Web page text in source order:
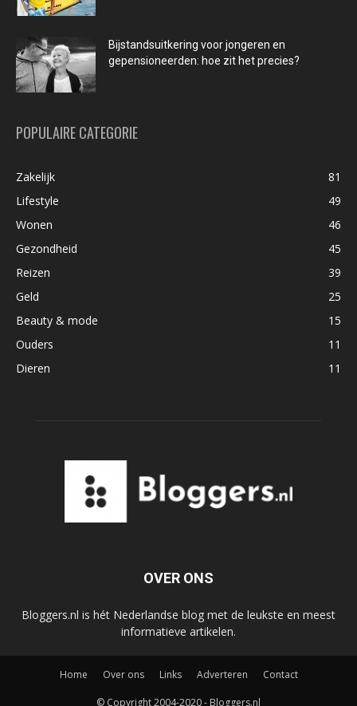
Bijstandsuitkering voor jongeren en
gepensioneerden: hoe zit het precies?
POPULAIRE CATEGORIE
Zakelijk
81
Lifestyle
49
Wonen
46
Gezondheid
45
Reizen
39
Geld
25
Beauty & mode
15
Ouders
11
Dieren
11
OVER ONS
Bloggers.nl is hét Nederlandse blog met de leukste en meest
informatieve artikelen.
Home Over ons Links Adverteren Contact
© Copyright 2004-2020 - Bloggers.nl